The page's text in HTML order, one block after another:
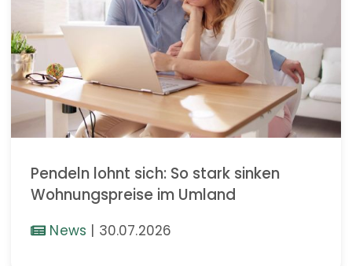
Pendeln lohnt sich: So stark sinken
Wohnungspreise im Umland
News | 30.07.2026